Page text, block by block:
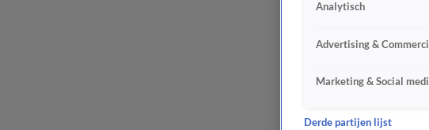
Analytisch
Advertising &
Marketing & Social
Derde partijen lijst